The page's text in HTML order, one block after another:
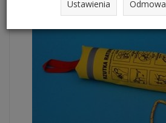
Ustawienia Odmowa